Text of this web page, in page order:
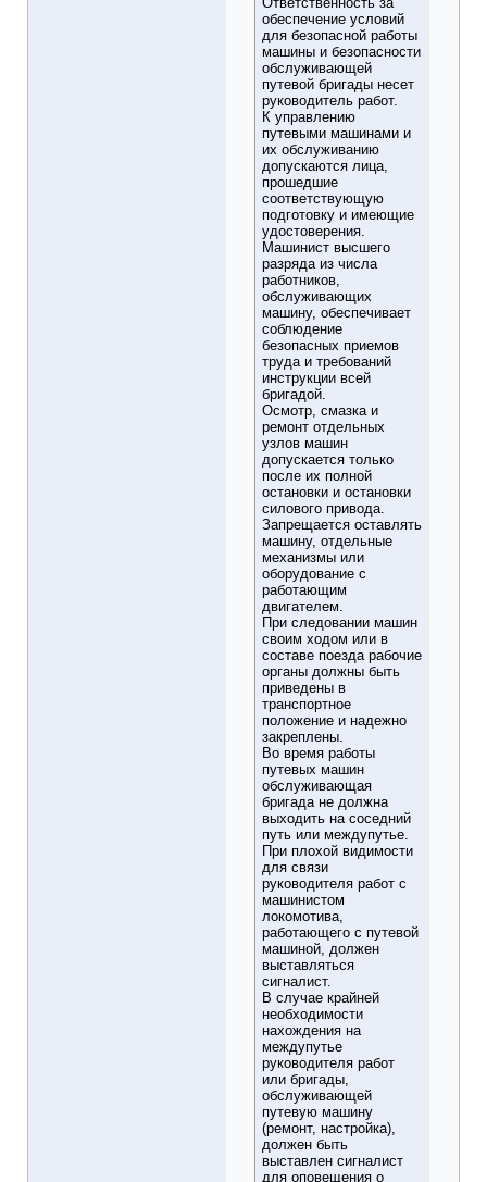
обеспечение условий
для безопасной работы
машины и безопасности
обслуживающей
путевой бригады несет
руководитель работ.
К управлению
путевыми машинами и
их обслуживанию
допускаются лица,
прошедшие
соответствующую
подготовку и имеющие
удостоверения.
Машинист высшего
разряда из числа
работников,
обслуживающих
машину, обеспечивает
соблюдение
безопасных приемов
труда и требований
инструкции всей
бригадой.
Осмотр, смазка и
ремонт отдельных
узлов машин
допускается только
после их полной
остановки и остановки
силового привода.
Запрещается оставлять
машину, отдельные
механизмы или
оборудование с
работающим
двигателем.
При следовании машин
своим ходом или в
составе поезда рабочие
органы должны быть
приведены в
транспортное
положение и надежно
закреплены.
Во время работы
путевых машин
обслуживающая
бригада не должна
выходить на соседний
путь или междупутье.
При плохой видимости
для связи
руководителя работ с
машинистом
локомотива,
работающего с путевой
машиной, должен
выставляться
сигналист.
В случае крайней
необходимости
нахождения на
междупутье
руководителя работ
или бригады,
обслуживающей
путевую машину
(ремонт, настройка),
должен быть
выставлен сигналист
для оповещения о